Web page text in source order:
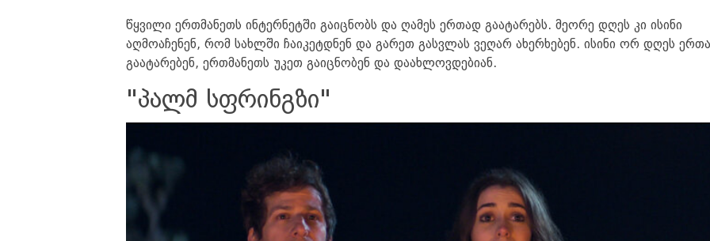
წყვილი ერთმანეთს ინტერნეტში გაიცნობს და ღამეს ერთად გაატარებს. მეორე დღეს კი ისინი
აღმოაჩენენ, რომ სახლში ჩაიკეტდნენ და გარეთ გასვლას ვეღარ ახერხებენ. ისინი ორ დღეს
გაატარებენ, ერთმანეთს უკეთ გაიცნობენ და დაახლოვდებიან.
"პალმ სფრინგზი"